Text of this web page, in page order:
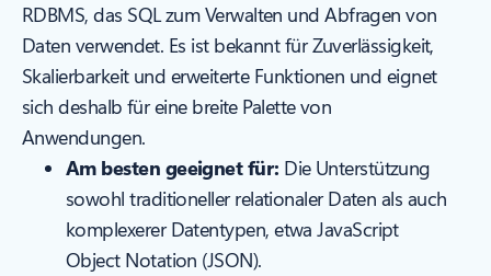
RDBMS, das SQL zum Verwalten und Abfragen von
Daten verwendet. Es ist bekannt für Zuverlässigkeit,
Skalierbarkeit und erweiterte Funktionen und eignet
sich deshalb für eine breite Palette von
Anwendungen.
Am besten geeignet für: Die Unterstützung
sowohl traditioneller relationaler Daten als auch
komplexerer Datentypen, etwa JavaScript
Object Notation (JSON).